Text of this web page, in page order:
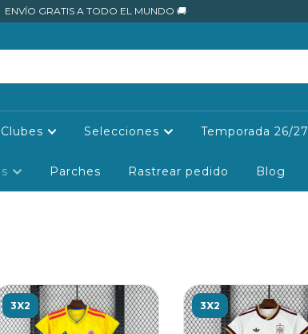
ENVÍO GRATIS A TODO EL MUNDO 🚚
Clubes Selecciones Temporada 26/27
Parches Rastrear pedido Blog
3X2 3X2